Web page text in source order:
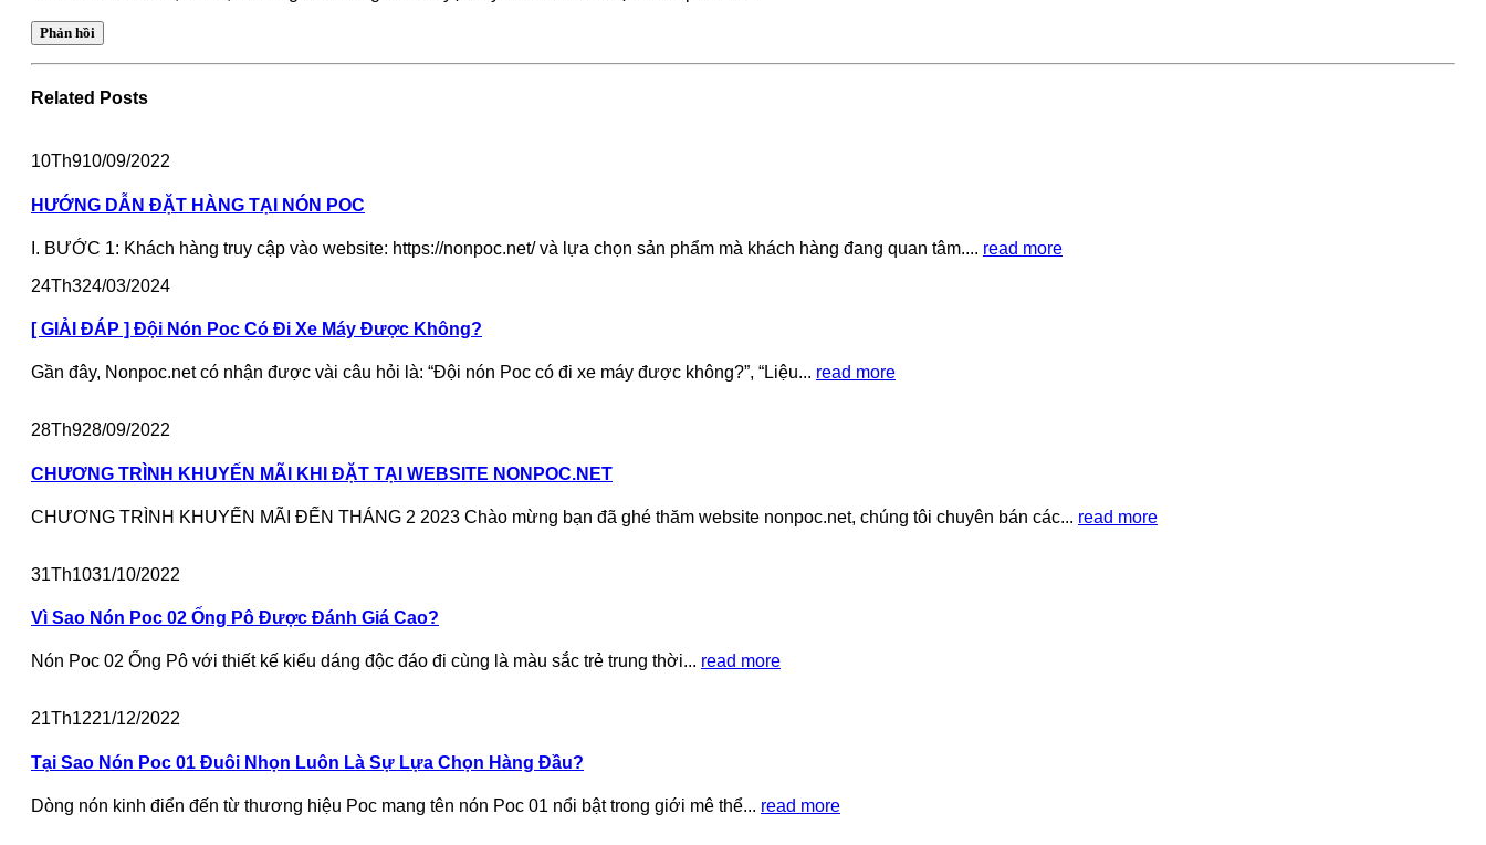
Related Posts
10Th910/09/2022
HƯỚNG DẪN ĐẶT HÀNG TẠI NÓN POC
I. BƯỚC 1: Khách hàng truy cập vào website: https://nonpoc.net/ và lựa chọn sản phẩm mà khách hàng đang quan tâm.... read more
24Th324/03/2024
[ GIẢI ĐÁP ] Đội Nón Poc Có Đi Xe Máy Được Không?
Gần đây, Nonpoc.net có nhận được vài câu hỏi là: “Đội nón Poc có đi xe máy được không?”, “Liệu... read more
28Th928/09/2022
CHƯƠNG TRÌNH KHUYẾN MÃI KHI ĐẶT TẠI WEBSITE NONPOC.NET
CHƯƠNG TRÌNH KHUYẾN MÃI ĐẾN THÁNG 2 2023 Chào mừng bạn đã ghé thăm website nonpoc.net, chúng tôi chuyên bán các... read more
31Th1031/10/2022
Vì Sao Nón Poc 02 Ống Pô Được Đánh Giá Cao?
Nón Poc 02 Ống Pô với thiết kế kiểu dáng độc đáo đi cùng là màu sắc trẻ trung thời... read more
21Th1221/12/2022
Tại Sao Nón Poc 01 Đuôi Nhọn Luôn Là Sự Lựa Chọn Hàng Đầu?
Dòng nón kinh điển đến từ thương hiệu Poc mang tên nón Poc 01 nổi bật trong giới mê thể... read more